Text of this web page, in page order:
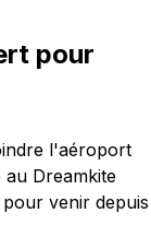
pour
l'aéroport
Dreamkite
venir depuis